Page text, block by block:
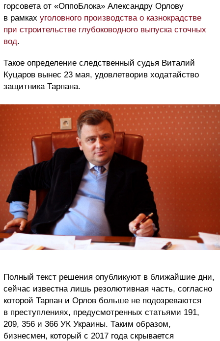
горсовета от «ОппоБлока» Александру Орлову
в рамках уголовного производства о казнокрадстве
при строительстве глубоководного выпуска сточных
вод.
Такое определение следственный судья Виталий
Куцаров вынес 23 мая, удовлетворив ходатайство
защитника Тарпана.
Полный текст решения опубликуют в ближайшие дни,
сейчас известна лишь резолютивная часть, согласно
которой Тарпан и Орлов больше не подозреваются
в преступлениях, предусмотренных статьями 191,
209, 356 и 366 УК Украины. Таким образом,
бизнесмен, который с 2017 года скрывается